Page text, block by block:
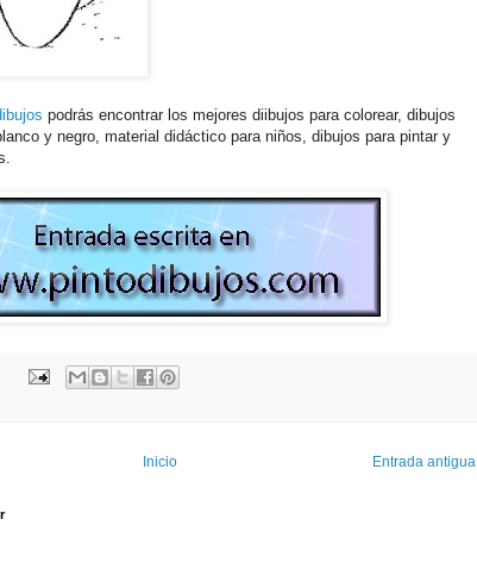
podrás encontrar los mejores diibujos para colorear, dibujos
y negro, material didáctico para niños, dibujos para pintar y
Entrada antigua
Inicio